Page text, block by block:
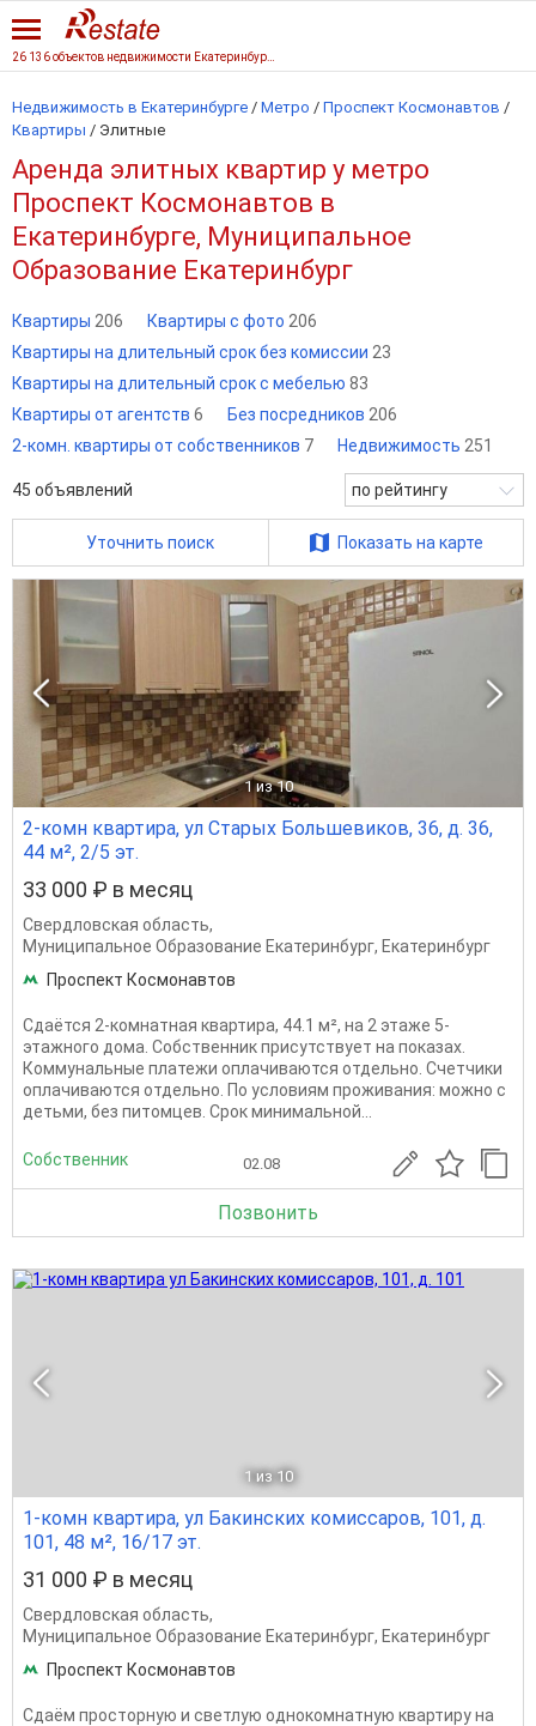
Недвижимость в Екатеринбурге / Метро / Проспект Космонавтов /
Квартиры / Элитные
Аренда элитных квартир у метро
Проспект Космонавтов в
Екатеринбурге, Муниципальное
Образование Екатеринбург
Квартиры 206 Квартиры с фото 206
Квартиры на длительный срок без комиссии 23
Квартиры на длительный срок с мебелью 83
Квартиры от агентств 6 Без посредников 206
2-комн. квартиры от собственников 7 Недвижимость 251
45 объявлений по рейтингу
Уточнить поиск Показать на карте
1 из 10
2-комн квартира, ул Старых Большевиков, 36, д. 36,
44 м², 2/5 эт.
33 000 ₽ в месяц
Свердловская область,
Муниципальное Образование Екатеринбург, Екатеринбург
Проспект Космонавтов
Сдаётся 2-комнатная квартира, 44.1 м², на 2 этаже 5-
этажного дома. Собственник присутствует на показах.
Коммунальные платежи оплачиваются отдельно. Счетчики
оплачиваются отдельно. По условиям проживания: можно с
детьми, без питомцев. Срок минимальной...
Собственник 02.08
Позвонить
1 из 10
1-комн квартира, ул Бакинских комиссаров, 101, д.
101, 48 м², 16/17 эт.
31 000 ₽ в месяц
Свердловская область,
Муниципальное Образование Екатеринбург, Екатеринбург
Проспект Космонавтов
Сдаём просторную и светлую однокомнатную квартиру на